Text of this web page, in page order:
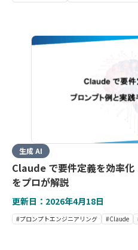
生成 AI
Claude で要件定義を効率
をプロが解説
更新日：2026年4月18日
#プロンプトエンジニアリング #Claude